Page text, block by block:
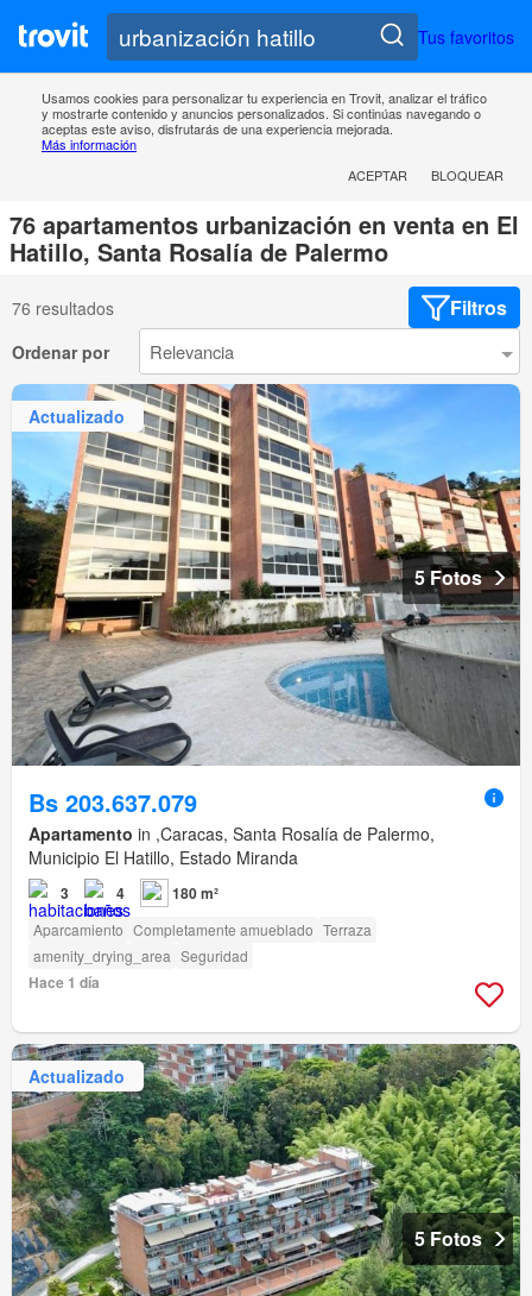
Tus favoritos
Usamos cookies para personalizar tu experiencia en Trovit, analizar el tráfico
y mostrarte contenido y anuncios personalizados. Si continúas navegando o
aceptas este aviso, disfrutarás de una experiencia mejorada.
Más información
ACEPTAR
BLOQUEAR
76 apartamentos urbanización en venta en El
Hatillo, Santa Rosalía de Palermo
76 resultados Filtros
Ordenar por
Actualizado
5 Fotos
Bs 203.637.079
Apartamento in ,Caracas, Santa Rosalía de Palermo,
Municipio El Hatillo, Estado Miranda
3 4 180 m²
Aparcamiento Completamente amueblado Terraza
amenity_drying_area Seguridad
Hace 1 día
Actualizado
5 Fotos